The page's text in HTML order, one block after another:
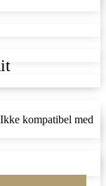
kompatibel med